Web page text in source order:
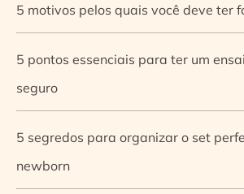
5 motivos pelos quais você deve ter
5 pontos essenciais para ter um
seguro
5 segredos para organizar o set
newborn